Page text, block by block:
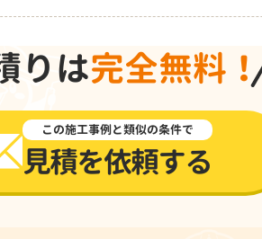
りは完全無料！
この施工事例と類似の条件で
見積を依頼する